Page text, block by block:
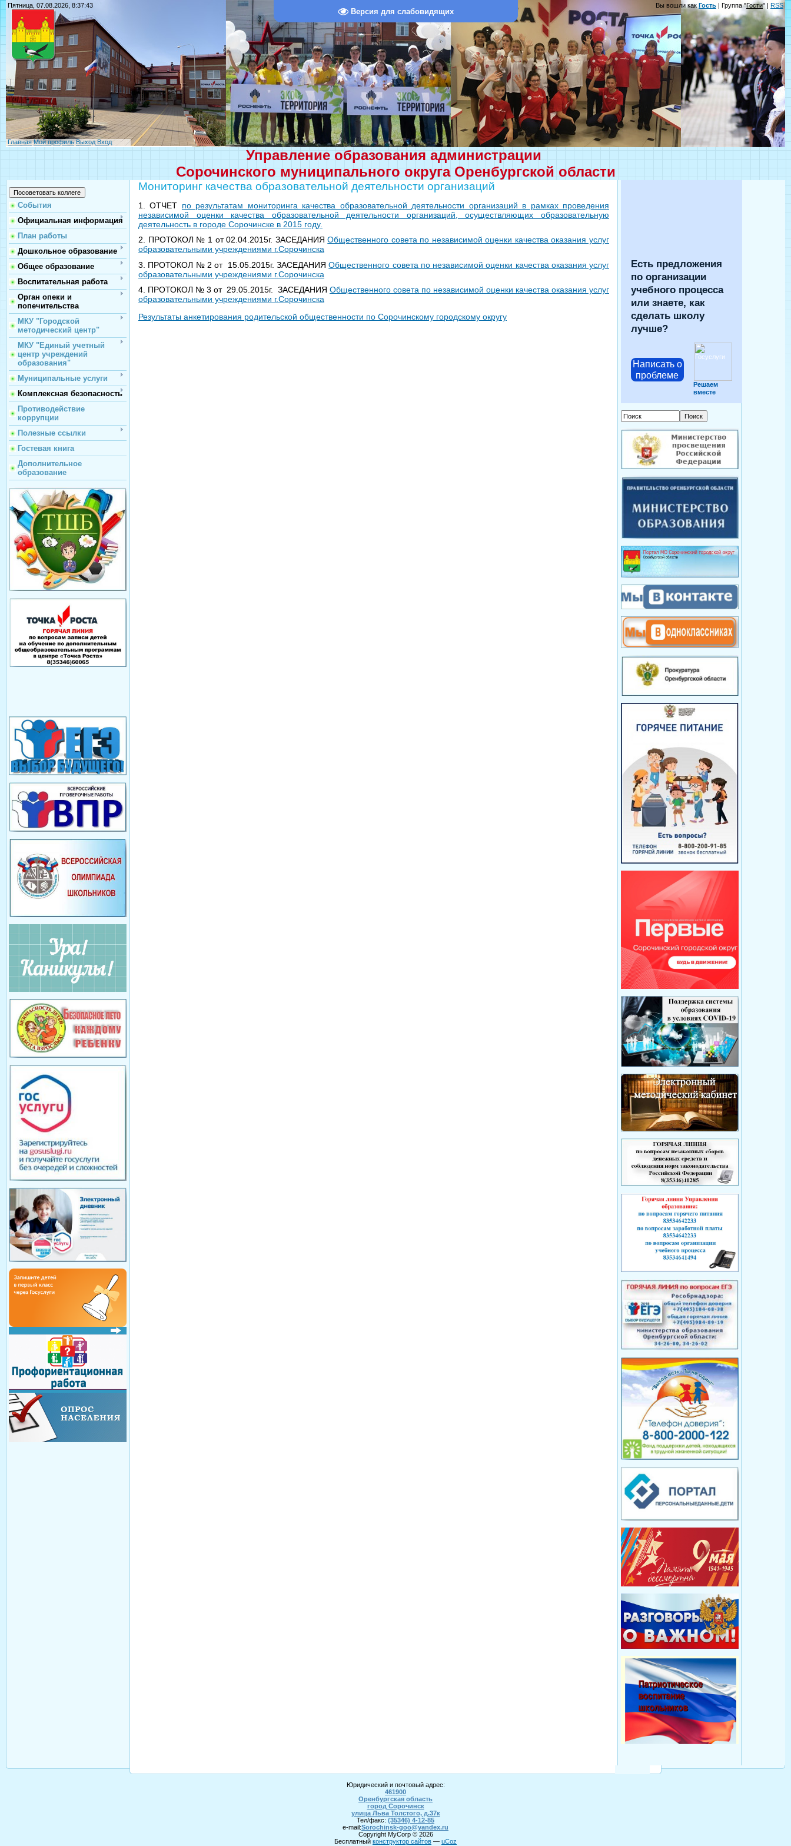
Версия для слабовидящих
Пятница, 07.08.2026, 8:37:43 Вы вошли какГость | Группа "Гости" | RSS
Главная Мой профиль Выход Вход
Управление образования администрации
Сорочинского муниципального округа Оренбургской области
События
Официальная информация
План работы
Дошкольное образование
Общее образование
Воспитательная работа
Орган опеки и
попечительства
МКУ "Городской
методический центр"
МКУ "Единый учетный
центр учреждений
образования"
Муниципальные услуги
Комплексная безопасность
Противодействие
коррупции
Полезные ссылки
Гостевая книга
Дополнительное
образование
Мониторинг качества образовательной деятельности организаций
1. ОТЧЕТ по результатам мониторинга качества образовательной деятельности организаций в рамках проведения
независимой оценки качества образовательной деятельности организаций, осуществляющих образовательную
деятельность в городе Сорочинске в 2015 году.
2. ПРОТОКОЛ № 1 от 02.04.2015г. ЗАСЕДАНИЯОбщественного совета по независимой оценки качества оказания услуг
образовательными учреждениями г.Сорочинска
3. ПРОТОКОЛ № 2 от 15.05.2015г. ЗАСЕДАНИЯОбщественного совета по независимой оценки качества оказания услуг
образовательными учреждениями г.Сорочинска
4. ПРОТОКОЛ № 3 от 29.05.2015г. ЗАСЕДАНИЯ Общественного совета по независимой оценки качества оказания услуг
образовательными учреждениями г.Сорочинска
Результаты анкетирования родительской общественности по Сорочинскому городскому округу
Есть предложения
по организации
учебного процесса
или знаете, как
сделать школу
лучше?
Написать о
проблеме
Решаем
вместе
Юридический и почтовый адрес:
461900
Оренбургская область
город Сорочинск
улица Льва Толстого, д.37к
Тел/факс: (35346) 4-12-85
e-mail:Sorochinsk-goo@yandex.ru
Copyright MyCorp © 2026
Бесплатный конструктор сайтов — uCoz